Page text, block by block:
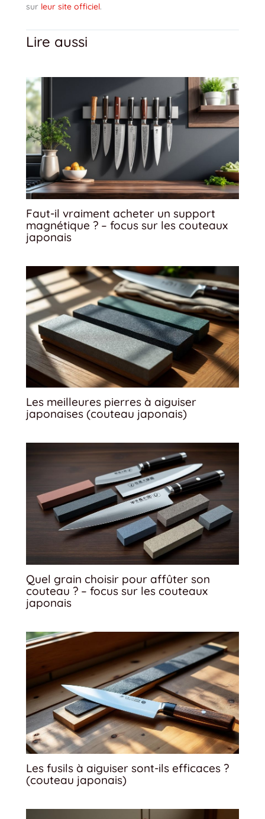
sur leur site officiel.
Lire aussi
Faut-il vraiment acheter un support
magnétique ? – focus sur les couteaux
japonais
Les meilleures pierres à aiguiser
japonaises (couteau japonais)
Quel grain choisir pour affûter son
couteau ? – focus sur les couteaux
japonais
Les fusils à aiguiser sont-ils efficaces ?
(couteau japonais)